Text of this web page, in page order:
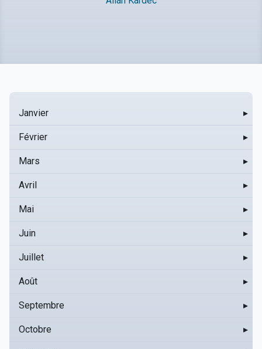
Janvier ▸
Février ▸
Mars ▸
Avril ▸
Mai ▸
Juin ▸
Juillet ▸
Août ▸
Septembre ▸
Octobre ▸